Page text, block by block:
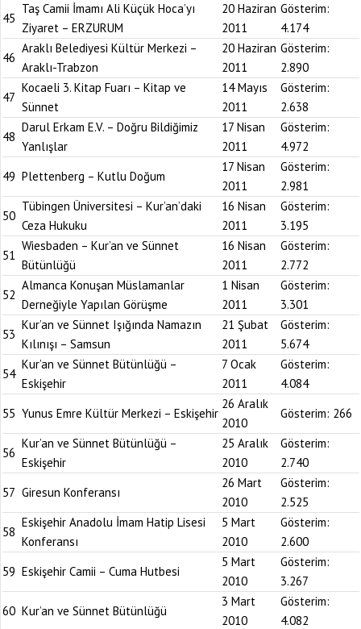
45
Taş Camii İmamı Ali Küçük Hoca’yı
Ziyaret – ERZURUM
20 Haziran
2011
Gösterim:
4.174
46
Araklı Belediyesi Kültür Merkezi –
Araklı-Trabzon
20 Haziran
2011
Gösterim:
2.890
47
Kocaeli 3. Kitap Fuarı – Kitap ve
Sünnet
14 Mayıs
2011
Gösterim:
2.638
48
Darul Erkam E.V. – Doğru Bildiğimiz
Yanlışlar
17 Nisan
2011
Gösterim:
4.972
49 Plettenberg – Kutlu Doğum
17 Nisan
2011
Gösterim:
2.981
50
Tübingen Üniversitesi – Kur’an’daki
Ceza Hukuku
16 Nisan
2011
Gösterim:
3.195
51
Wiesbaden – Kur’an ve Sünnet
Bütünlüğü
16 Nisan
2011
Gösterim:
2.772
52
Almanca Konuşan Müslamanlar
Derneğiyle Yapılan Görüşme
1 Nisan
2011
Gösterim:
3.301
53
Kur’an ve Sünnet Işığında Namazın
Kılınışı – Samsun
21 Şubat
2011
Gösterim:
5.674
54
Kur’an ve Sünnet Bütünlüğü –
Eskişehir
7 Ocak
2011
Gösterim:
4.084
55 Yunus Emre Kültür Merkezi – Eskişehir
26 Aralık
2010
Gösterim: 266
56
Kur’an ve Sünnet Bütünlüğü –
Eskişehir
25 Aralık
2010
Gösterim:
2.740
57 Giresun Konferansı
26 Mart
2010
Gösterim:
2.525
58
Eskişehir Anadolu İmam Hatip Lisesi
Konferansı
5 Mart
2010
Gösterim:
2.600
59 Eskişehir Camii – Cuma Hutbesi
5 Mart
2010
Gösterim:
3.267
60 Kur’an ve Sünnet Bütünlüğü
3 Mart
2010
Gösterim:
4.082